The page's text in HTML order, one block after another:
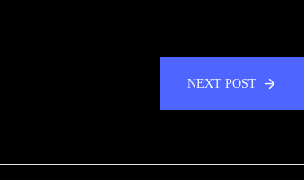
NEXT POST